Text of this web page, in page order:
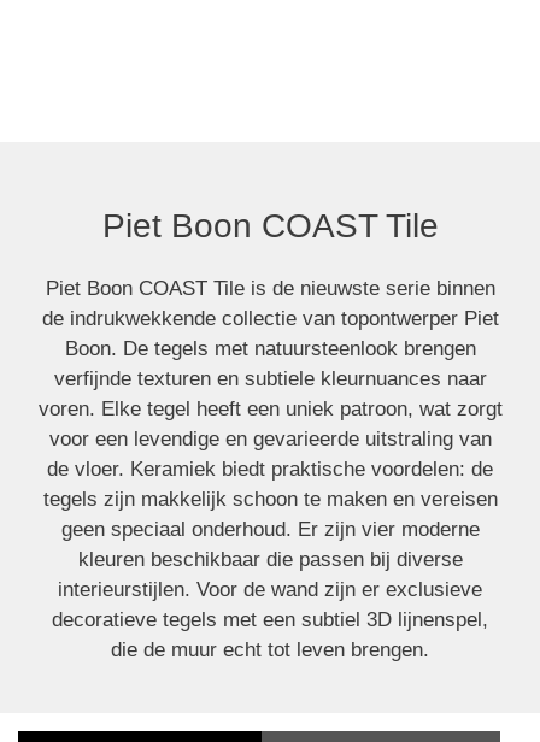
Piet Boon COAST Tile
Piet Boon COAST Tile is de nieuwste serie binnen
de indrukwekkende collectie van topontwerper Piet
Boon. De tegels met natuursteenlook brengen
verfijnde texturen en subtiele kleurnuances naar
voren. Elke tegel heeft een uniek patroon, wat zorgt
voor een levendige en gevarieerde uitstraling van
de vloer. Keramiek biedt praktische voordelen: de
tegels zijn makkelijk schoon te maken en vereisen
geen speciaal onderhoud. Er zijn vier moderne
kleuren beschikbaar die passen bij diverse
interieurstijlen. Voor de wand zijn er exclusieve
decoratieve tegels met een subtiel 3D lijnenspel,
die de muur echt tot leven brengen.